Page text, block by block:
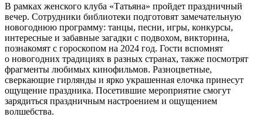
В рамках женского клуба «Татьяна» пройдет праздничный
вечер. Сотрудники библиотеки подготовят замечательную
новогоднюю программу: танцы, песни, игры, конкурсы,
интересные и забавные загадки с подвохом, викторина,
познакомят с гороскопом на 2024 год. Гости вспомнят
о новогодних традициях в разных странах, также посмотрят
фрагменты любимых кинофильмов. Разноцветные,
сверкающие гирлянды и ярко украшенная елочка принесут
ощущение праздника. Посетившие мероприятие смогут
зарядиться праздничным настроением и ощущением
волшебства.